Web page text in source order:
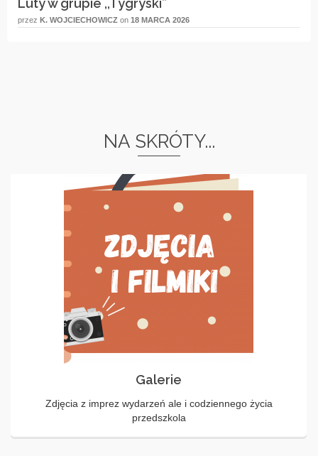
Luty w grupie ,,Tygryski”
przez K. WOJCIECHOWICZ on 18 MARCA 2026
NA SKRÓTY...
Galerie
Zdjęcia z imprez wydarzeń ale i codziennego życia
przedszkola